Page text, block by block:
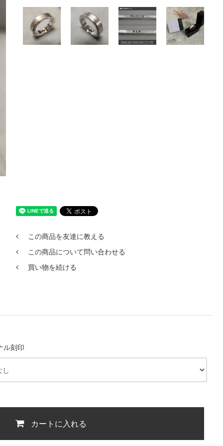
この商品を友達に教える
この商品について問い合わせる
買い物を続ける
ル刻印
カートに入れる